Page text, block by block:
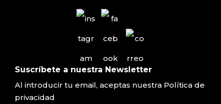
Suscríbete a nuestra Newsletter
Al introducir tu email, aceptas nuestra Política de
privacidad